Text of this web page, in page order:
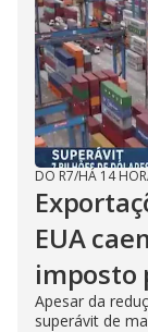
DO R7/HÁ 14
EUA
imposto
Apesar da
superávit de